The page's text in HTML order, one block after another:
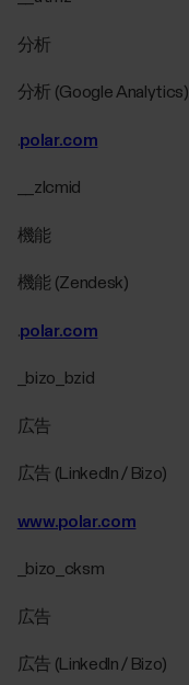
分析
分析 (Google Analytics)
.polar.com
__zlcmid
機能
機能 (Zendesk)
.polar.com
_bizo_bzid
広告
広告 (LinkedIn / Bizo)
www.polar.com
_bizo_cksm
広告
広告 (LinkedIn / Bizo)